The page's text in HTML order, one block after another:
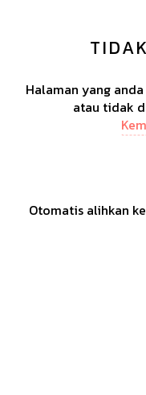
Halaman yang
atau tidak
Otomatis alihkan